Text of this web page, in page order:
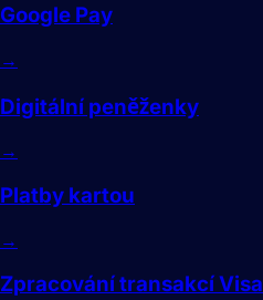
Google Pay
→
Digitální peněženky
→
Platby kartou
→
Zpracování transakcí Visa